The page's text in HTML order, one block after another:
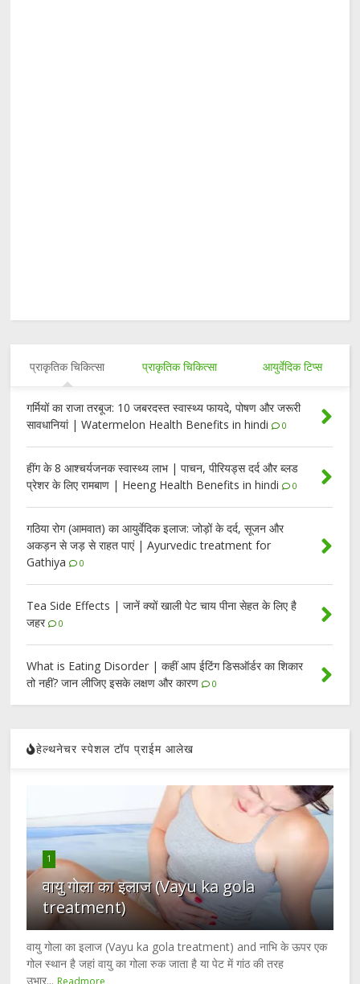
प्राकृतिक चिकित्सा प्राकृतिक चिकित्सा आयुर्वेदिक टिप्स
गर्मियों का राजा तरबूज: 10 जबरदस्त स्वास्थ्य फायदे, पोषण और जरूरी
सावधानियां | Watermelon Health Benefits in hindi
0
हींग के 8 आश्चर्यजनक स्वास्थ्य लाभ | पाचन, पीरियड्स दर्द और ब्लड
प्रेशर के लिए रामबाण | Heeng Health Benefits in hindi
0
गठिया रोग (आमवात) का आयुर्वेदिक इलाज: जोड़ों के दर्द, सूजन और
अकड़न से जड़ से राहत पाएं | Ayurvedic treatment for
Gathiya
0
Tea Side Effects | जानें क्यों खाली पेट चाय पीना सेहत के लिए है
जहर
0
What is Eating Disorder | कहीं आप ईटिंग डिसऑर्डर का शिकार
तो नहीं? जान लीजिए इसके लक्षण और कारण
0
हेल्थनेचर स्पेशल टॉप प्राईम आलेख
1
वायु गोला का इलाज (Vayu ka gola
treatment)
वायु गोला का इलाज (Vayu ka gola treatment) and नाभि के ऊपर एक
गोल स्थान है जहां वायु का गोला रुक जाता है या पेट में गांठ की तरह
उभार... Readmore